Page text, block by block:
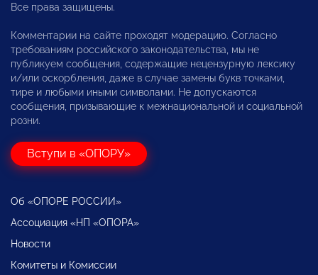
Все права защищены.
Комментарии на сайте проходят модерацию. Согласно
требованиям российского законодательства, мы не
публикуем сообщения, содержащие нецензурную лексику
и/или оскорбления, даже в случае замены букв точками,
тире и любыми иными символами. Не допускаются
сообщения, призывающие к межнациональной и социальной
розни.
Вступи в «ОПОРУ»
Об «ОПОРЕ РОССИИ»
Ассоциация «НП «ОПОРА»
Новости
Комитеты и Комиссии